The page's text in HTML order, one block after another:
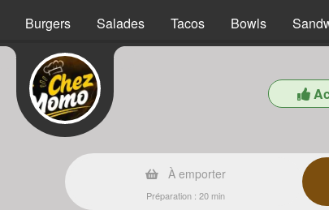
Burgers Salades Tacos Bowls
À emporter
Préparation : 20 min